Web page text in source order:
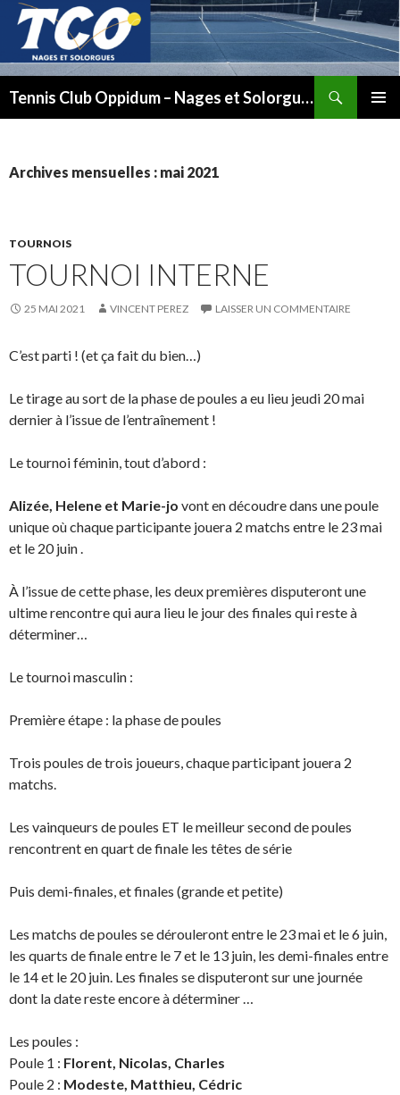
Tennis Club Oppidum – Nages et Solorgues
Archives mensuelles : mai 2021
TOURNOIS
TOURNOI INTERNE
25 MAI 2021 VINCENT PEREZ LAISSER UN COMMENTAIRE
C’est parti ! (et ça fait du bien…)
Le tirage au sort de la phase de poules a eu lieu jeudi 20 mai
dernier à l’issue de l’entraînement !
Le tournoi féminin, tout d’abord :
Alizée, Helene et Marie-jo vont en découdre dans une poule
unique où chaque participante jouera 2 matchs entre le 23 mai
et le 20juin.
À l’issue de cette phase, les deux premières disputeront une
ultime rencontre qui aura lieu le jour des finales qui reste à
déterminer…
Le tournoi masculin :
Première étape : la phase de poules
Trois poules de trois joueurs, chaque participant jouera 2
matchs.
Les vainqueurs de poules ET le meilleur second de poules
rencontrent en quart de finale les têtes de série
Puis demi-finales, et finales (grande et petite)
Les matchs de poules se dérouleront entre le 23 mai et le 6 juin,
les quarts de finale entre le 7 et le 13 juin, les demi-finales entre
le 14 et le 20 juin. Les finales se disputeront sur une journée
dont la date reste encore à déterminer …
Les poules :
Poule 1 : Florent, Nicolas, Charles
Poule 2 : Modeste, Matthieu, Cédric